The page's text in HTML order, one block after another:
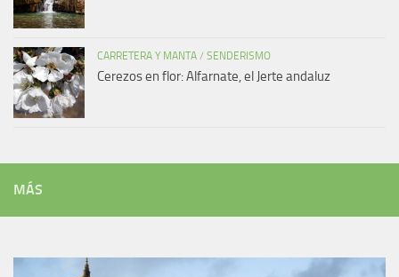
CARRETERA Y MANTA / SENDERISMO
Cerezos en flor: Alfarnate, el Jerte andaluz
MÁS